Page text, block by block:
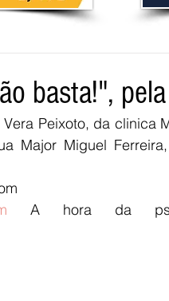
basta!",
Peixoto, da clinica
Major Miguel
A hora da